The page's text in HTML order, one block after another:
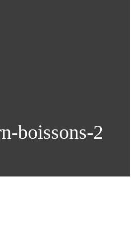
boissons-2